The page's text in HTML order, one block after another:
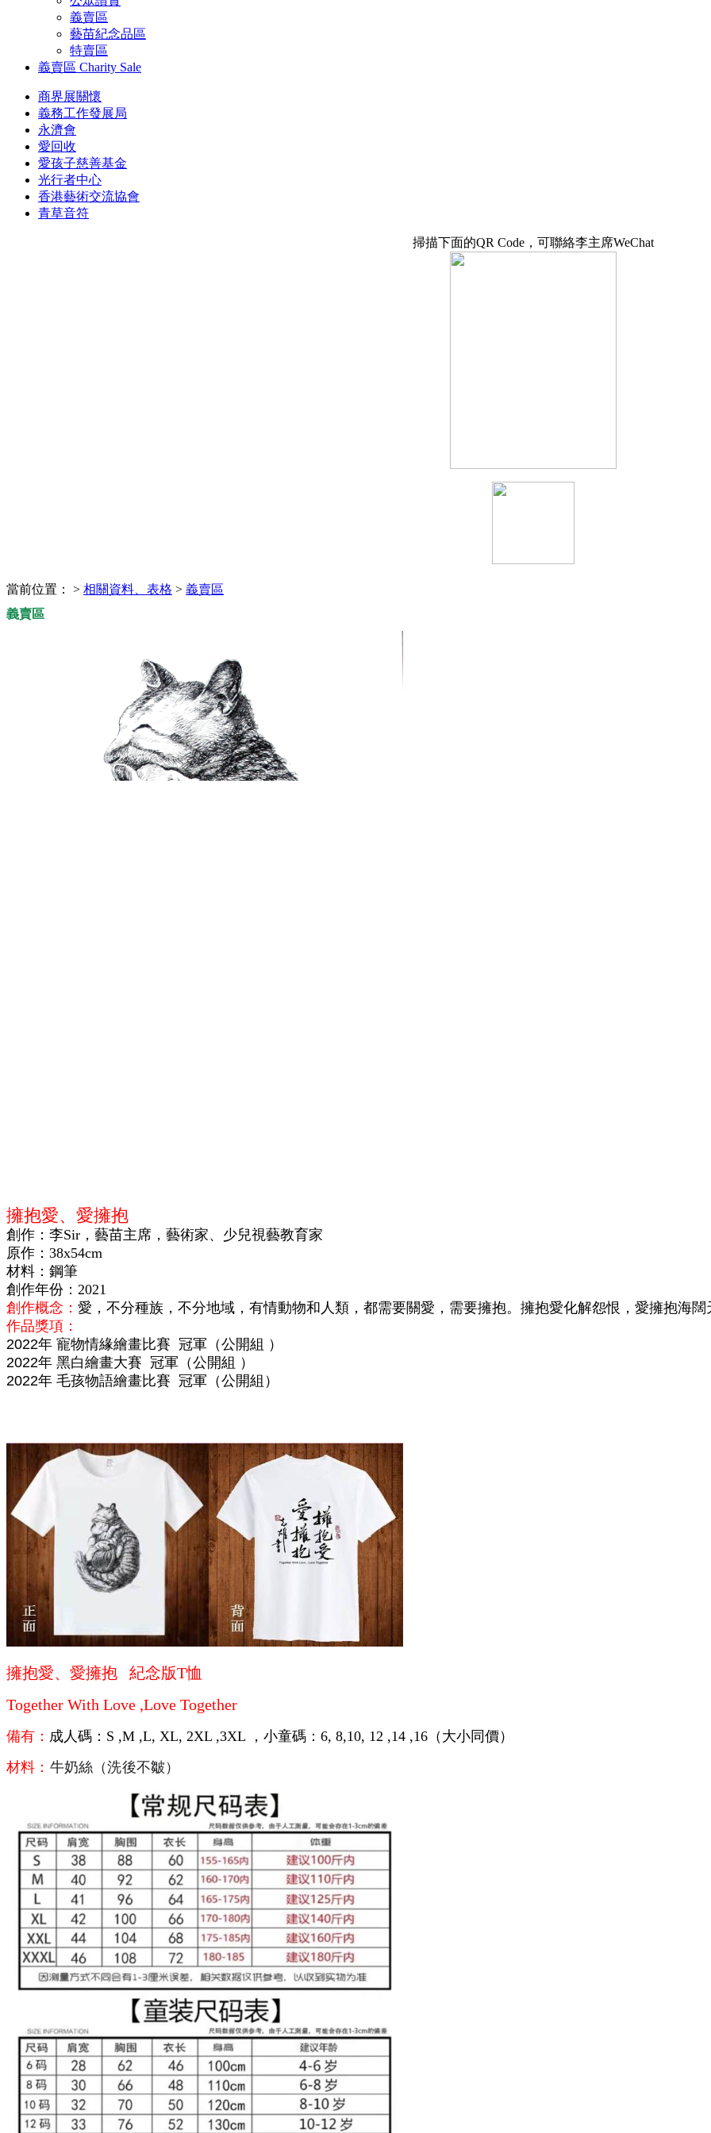
義賣區
藝苗紀念品區
特賣區
義賣區 Charity Sale
商界展關懷
義務工作發展局
永濟會
愛回收
愛孩子慈善基金
光行者中心
香港藝術交流協會
青草音符
掃描下面的QR Code，可聯絡李主席WeChat
當前位置： > 相關資料、表格 > 義賣區
義賣區
擁抱愛、愛擁抱
創作：李Sir，藝苗主席，藝術家、少兒視藝教育家
原作：38x54cm
材料：鋼筆
創作年份：2021
創作概念： 愛，不分種族，不分地域，有情動物和人類，都需要關愛，需要擁抱。擁抱愛化解怨恨，愛擁抱海闊
作品獎項：
2022年 寵物情緣繪畫比賽 冠軍（公開組 ）
2022年 黑白繪畫大賽 冠軍（公開組 ）
2022年 毛孩物語繪畫比賽 冠軍（公開組）
擁抱愛、愛擁抱 紀念版T恤
Together With Love ,Love Together
備有： 成人碼：S ,M ,L, XL, 2XL ,3XL ，小童碼：6, 8,10, 12 ,14 ,16（大小同價）
材料： 牛奶絲（洗後不皺）